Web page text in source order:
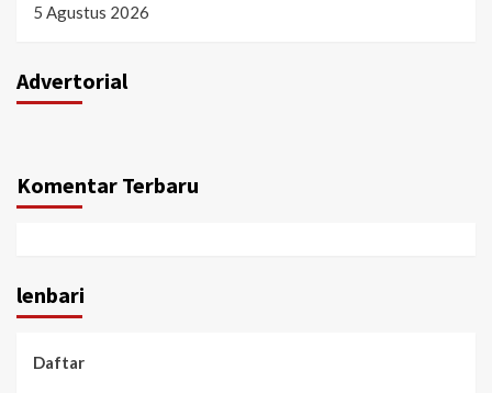
5 Agustus 2026
Advertorial
Komentar Terbaru
lenbari
Daftar